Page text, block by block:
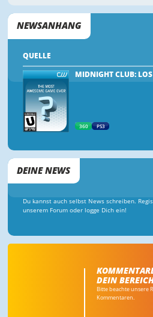
NEWSANHANG
QUELLE
MIDNIGHT CLUB:
360 PS3
DEINE NEWS
Du kannst auch selbst News schreiben.
unserem Forum oder logge Dich ein!
DEIN
Bitte beachte unsere
Kommentaren.